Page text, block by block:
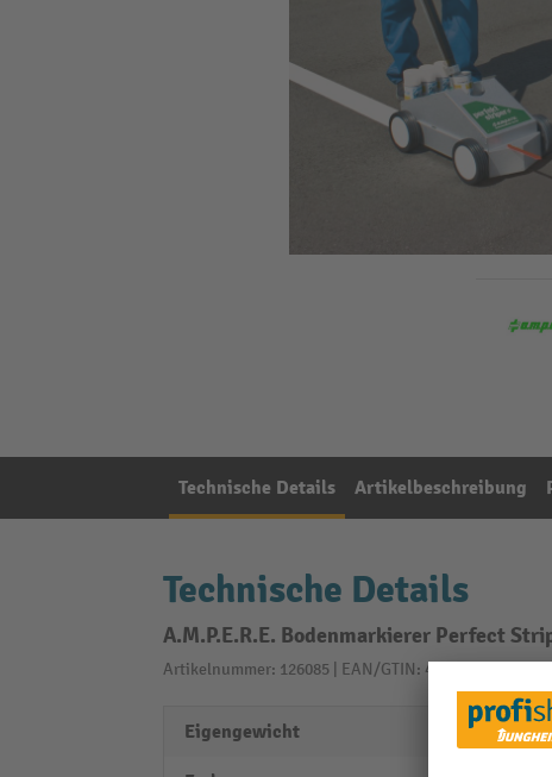
Technische Details Artikelbeschreibung
Technische Details
A.M.P.E.R.E. Bodenmarkierer Perfect
Artikelnummer: 126085 | EAN/GTIN: 4055091096995
Eigengewicht 15 kg